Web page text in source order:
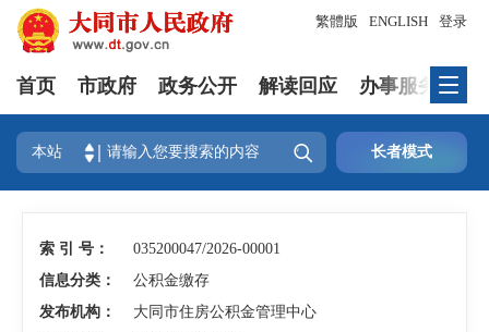
登录
繁體版 ENGLISH
首页 市政府 政务公开 解读回应 办事服务
本站  长者模式
索 引 号：
035200047/2026-00001
信息分类：
公积金缴存
发布机构：
大同市住房公积金管理中心